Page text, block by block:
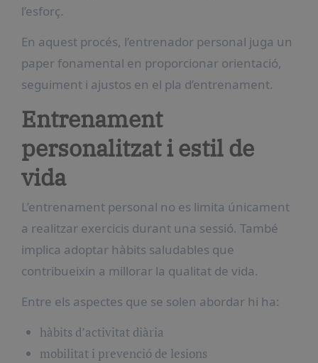
l’esforç.
En aquest procés, l’entrenador personal juga un
paper fonamental en proporcionar orientació,
seguiment i ajustos en el pla d’entrenament.
Entrenament
personalitzat i estil de
vida
L’entrenament personal no es limita únicament
a realitzar exercicis durant una sessió. També
implica adoptar hàbits saludables que
contribueixin a millorar la qualitat de vida.
Entre els aspectes que se solen abordar hi ha:
hàbits d’activitat diària
mobilitat i prevenció de lesions